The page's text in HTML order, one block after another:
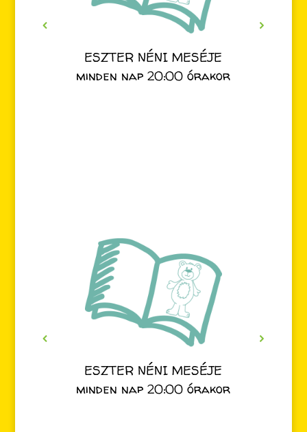
ESZTER NÉNI MESÉJE
minden nap 20:00 órakor
ESZTER NÉNI MESÉJE
minden nap 20:00 órakor